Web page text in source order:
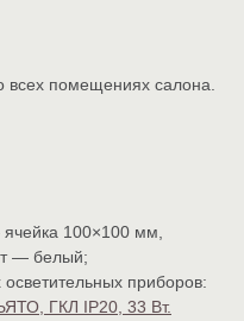
всех помещениях cалона.
ячейка 100×100 мм,
— белый;
приборов:
ГКЛ IP20, 33 Вт.